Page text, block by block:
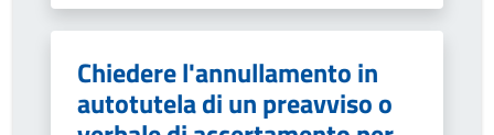
Chiedere l'annullamento in
autotutela di un preavviso o